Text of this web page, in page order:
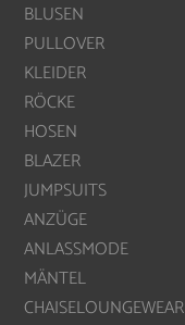
BLUSEN
PULLOVER
KLEIDER
RÖCKE
HOSEN
BLAZER
JUMPSUITS
ANZÜGE
ANLASSMODE
MÄNTEL
CHAISELOUNGEWEAR